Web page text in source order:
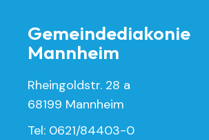
Gemeindediakonie
Mannheim
Rheingoldstr. 28 a
68199 Mannheim
Tel: 0621/84403-0